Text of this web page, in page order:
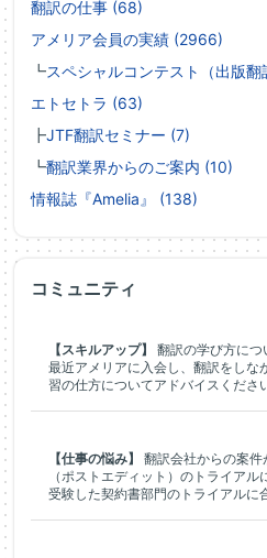
翻訳の仕事 (68)
アメリア会員の実績 (2966)
┗スペシャルコンテスト（出版翻
エトセトラ (63)
┣JTF翻訳セミナー (7)
┗翻訳業界からのご案内 (10)
情報誌『Amelia』 (138)
コミュニティ
【スキルアップ】
翻訳の学び方につ
最近アメリアに入会し、翻訳をしな
習の仕方についてアドバイスくださ
【仕事の悩み】
翻訳会社からの案
（ポストエディット）のトライア
受験した契約書部門のトライアルに